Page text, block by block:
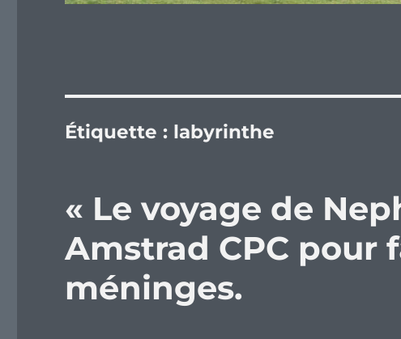
Étiquette : labyrinthe
« Le voyage de
Amstrad CPC pour
méninges.